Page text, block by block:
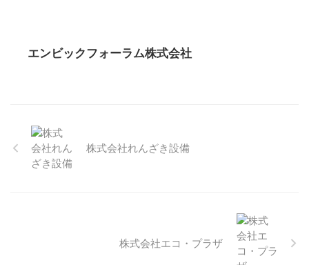
エンビックフォーラム株式会社
株式会社れんざき設備
株式会社エコ・プラザ